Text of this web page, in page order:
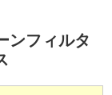
ンフィルタ